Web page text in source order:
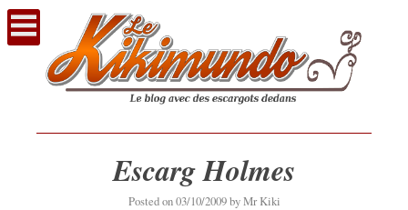
Voir
contenu
Escarg Holmes
Posted on03/10/200914/09/2017
byMr Kiki